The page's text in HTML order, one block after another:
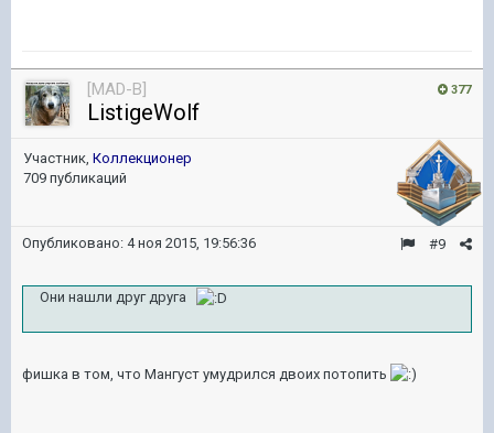
377
[MAD-B]
ListigeWolf
Участник, Коллекционер
709 публикаций
#9
Опубликовано: 4 ноя 2015, 19:56:36
Они нашли друг друга
фишка в том, что Мангуст умудрился двоих потопить